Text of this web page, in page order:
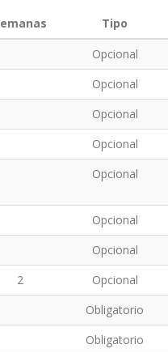
Tipo
Opcional
Opcional
Opcional
Opcional
Opcional
Opcional
Opcional
2 Opcional
Obligatorio
Obligatorio